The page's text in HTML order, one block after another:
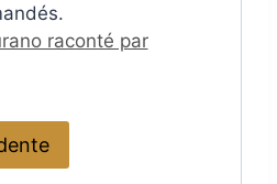
raconté par